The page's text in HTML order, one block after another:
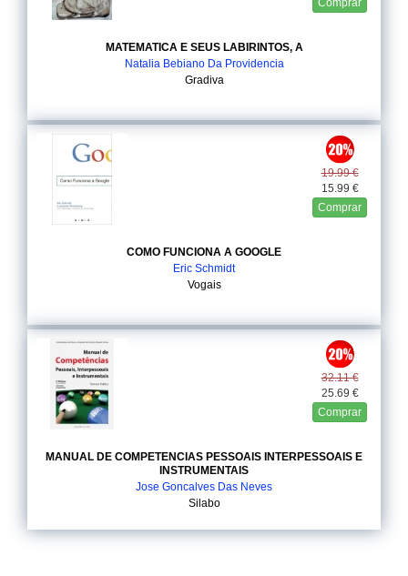
Comprar
MATEMATICA E SEUS LABIRINTOS, A
Natalia Bebiano Da Providencia
Gradiva
19.99 €
15.99 €
Comprar
COMO FUNCIONA A GOOGLE
Eric Schmidt
Vogais
32.11 €
25.69 €
Comprar
MANUAL DE COMPETENCIAS PESSOAIS INTERPESSOAIS E
INSTRUMENTAIS
Jose Goncalves Das Neves
Silabo